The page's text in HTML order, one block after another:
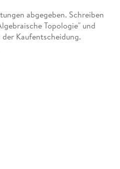
abgegeben. Schreiben
Topologie" und
Kaufentscheidung.